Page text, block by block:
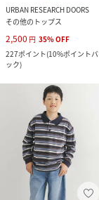
URBAN RESEARCH DOORS
その他のトップス
2,500 円 35%OFF
227ポイント(10%ポイントバ
ック)